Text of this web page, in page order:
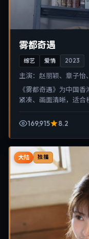
雾都奇遇
综艺 爱情 2023
主演： 赵丽颖、章子怡
《雾都奇遇》为中国
紧凑、画面清晰，适
169,915
8.2
大陆 独播